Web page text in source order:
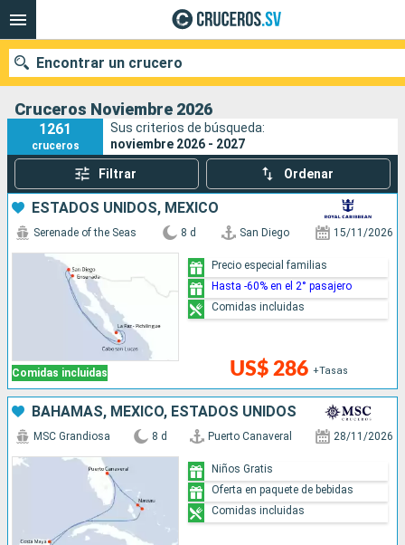
Encontrar un crucero
Nuestros destinos
Fecha de salida
Buscar
Cruceros Noviembre 2026
1261
cruceros
Sus criterios de búsqueda:
noviembre 2026 - 2027
Filtrar Ordenar
ESTADOS UNIDOS, MÉXICO
Comidas incluidas
Serenade of the Seas 8 d San Diego 15/11/2026
US$ 286 +Tasas
Precio especial familias
Hasta -60% en el 2° pasajero
Comidas incluidas
BAHAMAS, MÉXICO, ESTADOS UNIDOS
MSC Grandiosa 8 d Puerto Canaveral 28/11/2026
Niños Gratis
Oferta en paquete de bebidas
Comidas incluidas